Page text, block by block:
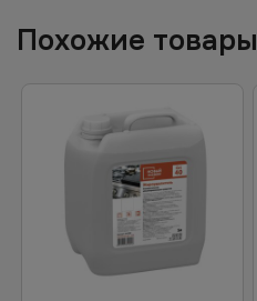
Похожие товары